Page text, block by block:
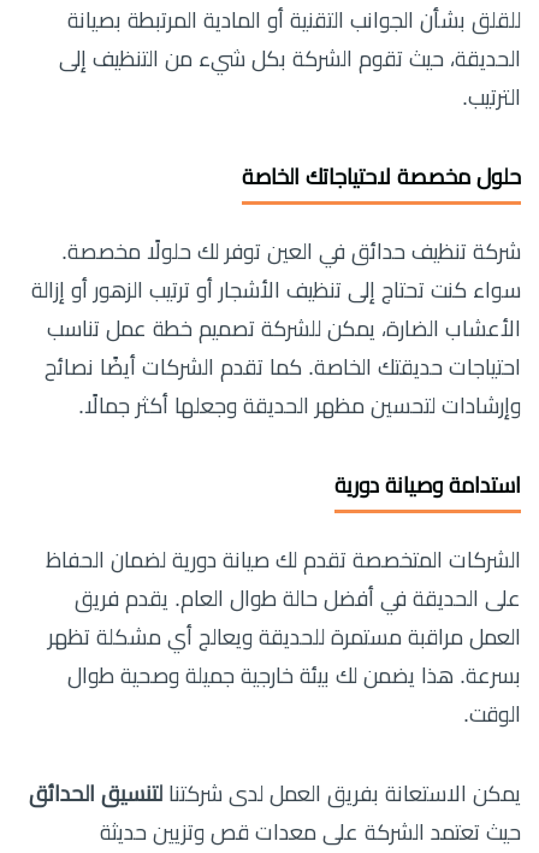
للقلق بشأن الجوانب التقنية أو المادية المرتبطة بصيانة
الحديقة، حيث تقوم الشركة بكل شيء من التنظيف إلى
الترتيب.
حلول مخصصة لاحتياجاتك الخاصة
شركة تنظيف حدائق في العين توفر لك حلولًا مخصصة.
سواء كنت تحتاج إلى تنظيف الأشجار أو ترتيب الزهور أو إزالة
الأعشاب الضارة، يمكن للشركة تصميم خطة عمل تناسب
احتياجات حديقتك الخاصة. كما تقدم الشركات أيضًا نصائح
وإرشادات لتحسين مظهر الحديقة وجعلها أكثر جمالًا.
استدامة وصيانة دورية
الشركات المتخصصة تقدم لك صيانة دورية لضمان الحفاظ
على الحديقة في أفضل حالة طوال العام. يقدم فريق
العمل مراقبة مستمرة للحديقة ويعالج أي مشكلة تظهر
بسرعة. هذا يضمن لك بيئة خارجية جميلة وصحية طوال
الوقت.
يمكن الاستعانة بفريق العمل لدى شركتنا لتنسيق الحدائق
حيث تعتمد الشركة على معدات قص وتزيين حديثة